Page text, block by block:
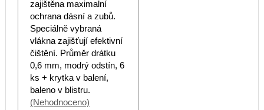
zajištěna maximalní
ochrana dásní a zubů.
Speciálně vybraná
vlákna zajišťují efektivní
čištění. Průměr drátku
0,6 mm, modrý odstín, 6
ks + krytka v balení,
baleno v blistru.
(Nehodnoceno)